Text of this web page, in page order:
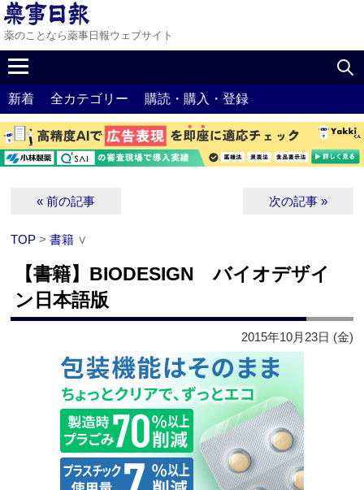
薬のことなら薬事日報ウェブサイト
新着 全カテゴリー 購読・購入・登録
« 前の記事 次の記事 »
TOP >書籍 ∨
【書籍】BIODESIGN バイオデザイ
ン日本語版
2015年10月23日 (金)